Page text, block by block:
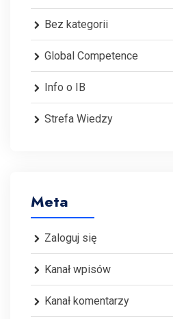
Bez kategorii
Global Competence
Info o IB
Strefa Wiedzy
Meta
Zaloguj się
Kanał wpisów
Kanał komentarzy